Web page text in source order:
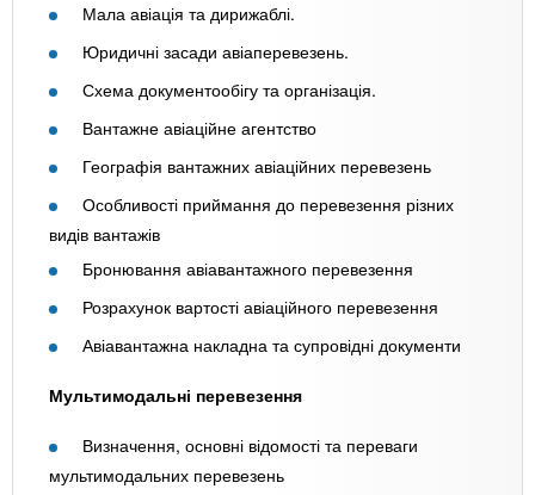
Мала авіація та дирижаблі.
Юридичні засади авіаперевезень.
Схема документообігу та організація.
Вантажне авіаційне агентство
Географія вантажних авіаційних перевезень
Особливості приймання до перевезення різних
видів вантажів
Бронювання авіавантажного перевезення
Розрахунок вартості авіаційного перевезення
Авіавантажна накладна та супровідні документи
Мультимодальні перевезення
Визначення, основні відомості та переваги
мультимодальних перевезень